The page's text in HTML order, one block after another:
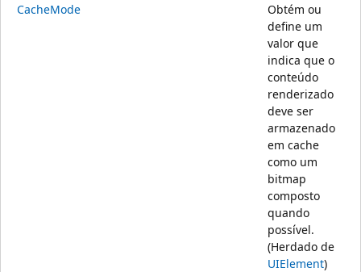
CacheMode
Obtém ou
define um
valor que
indica que o
conteúdo
renderizado
deve ser
armazenado
em cache
como um
bitmap
composto
quando
possível.
(Herdado de
UIElement)